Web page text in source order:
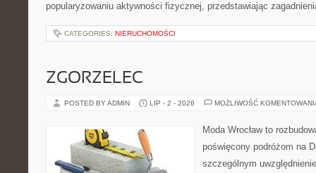
popularyzowaniu aktywności fizycznej, przedstawiając
CATEGORIES: NIERUCHOMOŚCI
ZGORZELEC
POSTED BY ADMIN LIP - 2 - 2026 MOŻLIWOŚĆ
Moda Wrocław to
poświęcony podróżom na
szczególnym